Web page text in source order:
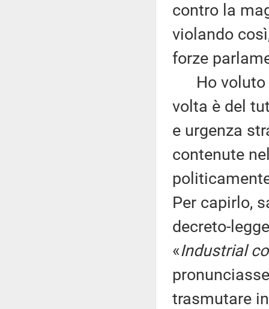
contro la
violando
forze
Ho voluto
volta è del
e urgenza
contenute
Per capirlo,
decreto-
«Industrial
trasmutare